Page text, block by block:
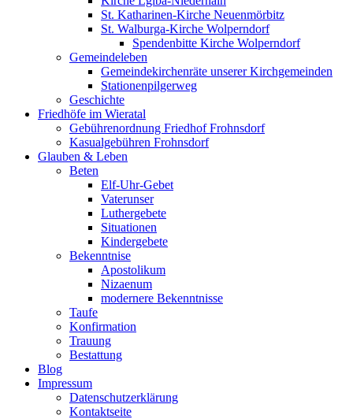
St. Katharinen-Kirche Neuenmörbitz
St. Walburga-Kirche Wolperndorf
Spendenbitte Kirche Wolperndorf
Gemeindeleben
Gemeindekirchenräte unserer Kirchgemeinden
Stationenpilgerweg
Geschichte
Friedhöfe im Wieratal
Gebührenordnung Friedhof Frohnsdorf
Kasualgebühren Frohnsdorf
Glauben & Leben
Beten
Elf-Uhr-Gebet
Vaterunser
Luthergebete
Situationen
Kindergebete
Bekenntnise
Apostolikum
Nizaenum
modernere Bekenntnisse
Taufe
Konfirmation
Trauung
Bestattung
Blog
Impressum
Datenschutzerklärung
Kontaktseite